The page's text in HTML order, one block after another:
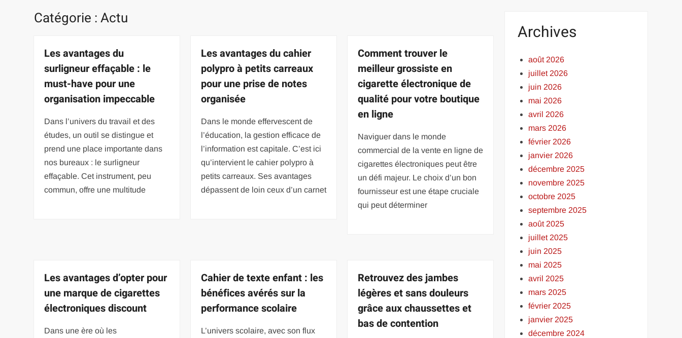
Catégorie :Actu
Les avantages du
surligneur effaçable : le
must-have pour une
organisation impeccable
Dans l’univers du travail et des
études, un outil se distingue et
prend une place importante dans
nos bureaux : le surligneur
effaçable. Cet instrument, peu
commun, offre une multitude
Les avantages du cahier
polypro à petits carreaux
pour une prise de notes
organisée
Dans le monde effervescent de
l’éducation, la gestion efficace de
l’information est capitale. C’est ici
qu’intervient le cahier polypro à
petits carreaux. Ses avantages
dépassent de loin ceux d’un carnet
Comment trouver le
meilleur grossiste en
cigarette électronique de
qualité pour votre boutique
en ligne
Naviguer dans le monde
commercial de la vente en ligne de
cigarettes électroniques peut être
un défi majeur. Le choix d’un bon
fournisseur est une étape cruciale
qui peut déterminer
Les avantages d’opter pour
une marque de cigarettes
électroniques discount
Dans une ère où les
Cahier de texte enfant : les
bénéfices avérés sur la
performance scolaire
L’univers scolaire, avec son flux
Retrouvez des jambes
légères et sans douleurs
grâce aux chaussettes et
bas de contention
Archives
août 2026
juillet 2026
juin 2026
mai 2026
avril 2026
mars 2026
février 2026
janvier 2026
décembre 2025
novembre 2025
octobre 2025
septembre 2025
août 2025
juillet 2025
juin 2025
mai 2025
avril 2025
mars 2025
février 2025
janvier 2025
décembre 2024